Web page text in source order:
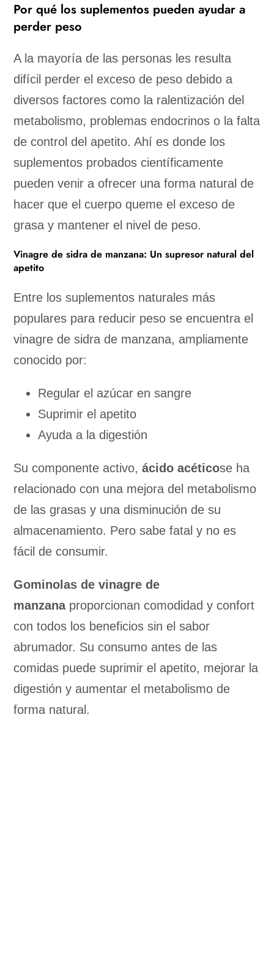
Por qué los suplementos pueden ayudar a
perder peso
A la mayoría de las personas les resulta
difícil perder el exceso de peso debido a
diversos factores como la ralentización del
metabolismo, problemas endocrinos o la falta
de control del apetito. Ahí es donde los
suplementos probados científicamente
pueden venir a ofrecer una forma natural de
hacer que el cuerpo queme el exceso de
grasa y mantener el nivel de peso.
Vinagre de sidra de manzana: Un supresor natural del
apetito
Entre los suplementos naturales más
populares para reducir peso se encuentra el
vinagre de sidra de manzana, ampliamente
conocido por:
Regular el azúcar en sangre
Suprimir el apetito
Ayuda a la digestión
Su componente activo,ácido acéticose ha
relacionado con una mejora del metabolismo
de las grasas y una disminución de su
almacenamiento. Pero sabe fatal y no es
fácil de consumir.
Gominolas de vinagre de
manzanaproporcionan comodidad y confort
con todos los beneficios sin el sabor
abrumador. Su consumo antes de las
comidas puede suprimir el apetito, mejorar la
digestión y aumentar el metabolismo de
forma natural.